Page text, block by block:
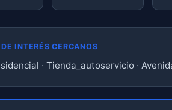
INTERÉS CERCANOS
· Tienda_autoservicio ·